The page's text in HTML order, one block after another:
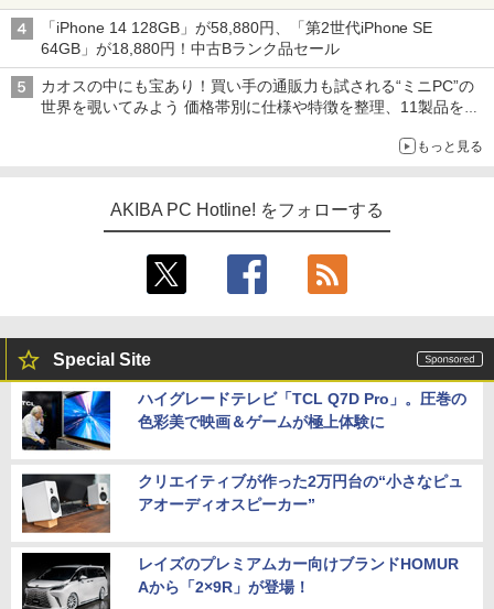
型モニターが9,801円、暑さ指数連動セール ほか
「iPhone 14 128GB」が58,880円、「第2世代iPhone SE
64GB」が18,880円！中古Bランク品セール
カオスの中にも宝あり！買い手の通販力も試される“ミニPC”の
世界を覗いてみよう 価格帯別に仕様や特徴を整理、11製品をピ
もっと見る
AKIBA PC Hotline! をフォローする
Special Site
ハイグレードテレビ「TCL Q7D Pro」。圧巻の
色彩美で映画＆ゲームが極上体験に
クリエイティブが作った2万円台の“小さなピュ
アオーディオスピーカー”
レイズのプレミアムカー向けブランドHOMUR
Aから「2×9R」が登場！